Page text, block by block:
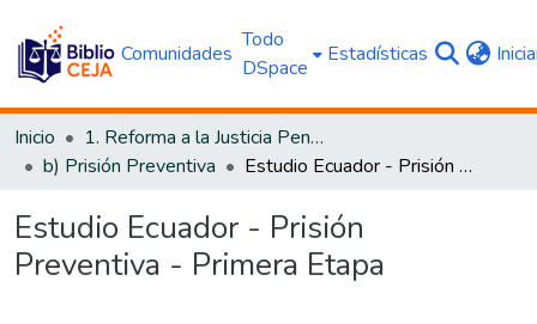
Comunidades
Todo
DSpace
Estadísticas
Inicio
1. Reforma a la Justicia Penal
b) Prisión Preventiva
Estudio Ecuador - Prisión Preventiva - Primera Etapa
Estudio Ecuador - Prisión
Preventiva - Primera Etapa